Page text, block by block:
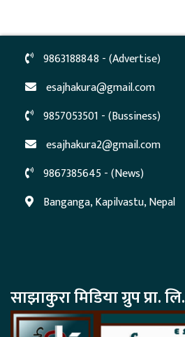
9863188848 - (Advertise)
esajhakura@gmail.com
9857053501 - (Bussiness)
esajhakura2@gmail.com
9867385645 - (News)
Banganga, Kapilvastu, Nepal
साझाकुरा मिडिया ग्रुप प्रा. लि.